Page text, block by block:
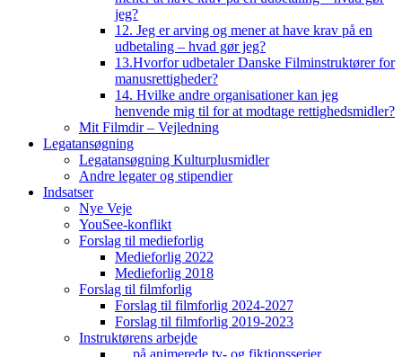
jeg?
12. Jeg er arving og mener at have krav på en
udbetaling – hvad gør jeg?
13.Hvorfor udbetaler Danske Filminstruktører for
manusrettigheder?
14. Hvilke andre organisationer kan jeg
henvende mig til for at modtage rettighedsmidler?
Mit Filmdir – Vejledning
Legatansøgning
Legatansøgning Kulturplusmidler
Andre legater og stipendier
Indsatser
Nye Veje
YouSee-konflikt
Forslag til medieforlig
Medieforlig 2022
Medieforlig 2018
Forslag til filmforlig
Forslag til filmforlig 2024-2027
Forslag til filmforlig 2019-2023
Instruktørens arbejde
… på animerede tv- og fiktionsserier